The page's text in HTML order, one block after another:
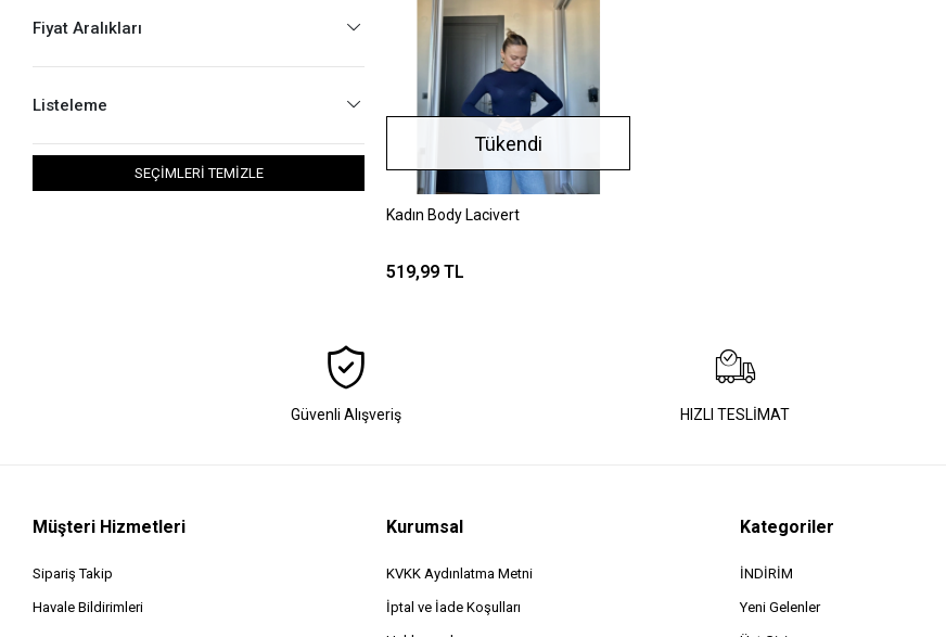
Fiyat Aralıkları
Listeleme
SEÇİMLERİ TEMİZLE
Tükendi
Kadın Body Lacivert
519,99 TL
Güvenli Alışveriş HIZLI TESLİMAT
Müşteri Hizmetleri
Sipariş Takip
Havale Bildirimleri
Kurumsal
KVKK Aydınlatma Metni
İptal ve İade Koşulları
Kategoriler
İNDİRİM
Yeni Gelenler